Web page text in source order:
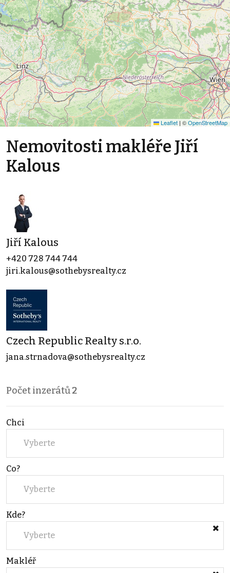
Leaflet | ©OpenStreetMap
Nemovitosti makléře Jiří
Kalous
Jiří Kalous
+420 728 744 744
jiri.kalous@sothebysrealty.cz
Czech Republic Realty s.r.o.
jana.strnadova@sothebysrealty.cz
Počet inzerátů2
Chci
Vyberte
Co?
Vyberte
Kde?
Vyberte
Makléř